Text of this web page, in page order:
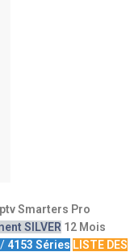
Smarters Pro
SILVER 12 Mois
/ 4153 Séries LISTE DES